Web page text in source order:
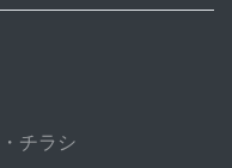
チラシ